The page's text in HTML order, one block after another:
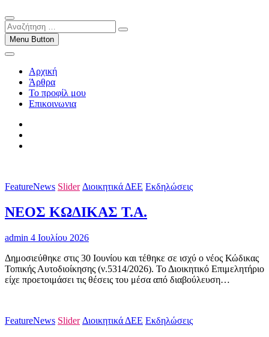
Αναζήτηση
…Menu Button
Αρχική
Άρθρα
Το προφίλ μου
Επικοινωνια
FeatureNews Slider Διοικητικά ΔΕΕ Εκδηλώσεις
ΝΕΟΣ ΚΩΔΙΚΑΣ Τ.Α.
admin 4 Ιουλίου 2026
Δημοσιεύθηκε στις 30 Ιουνίου και τέθηκε σε ισχύ ο νέος Κώδικας
Τοπικής Αυτοδιοίκησης (ν.5314/2026). Το Διοικητικό Επιμελητήριο
είχε προετοιμάσει τις θέσεις του μέσα από διαβούλευση…
FeatureNews Slider Διοικητικά ΔΕΕ Εκδηλώσεις